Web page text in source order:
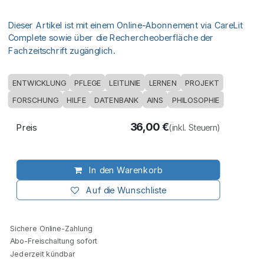
Dieser Artikel ist mit einem Online-Abonnement via CareLit
Complete sowie über die Rechercheoberfläche der
Fachzeitschrift zugänglich.
ENTWICKLUNG PFLEGE LEITLINIE LERNEN PROJEKT
FORSCHUNG HILFE DATENBANK AINS PHILOSOPHIE
In den Warenkorb
Auf die Wunschliste
Preis 36,00€(inkl. Steuern)
Sichere Online-Zahlung
Abo-Freischaltung sofort
Jederzeit kündbar